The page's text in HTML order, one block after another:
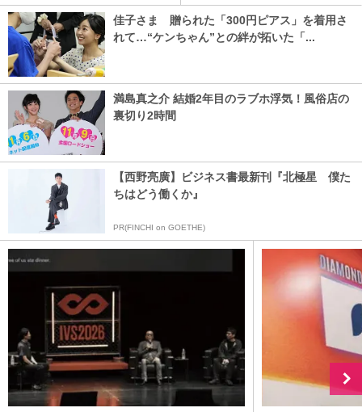
佳子さま 贈られた「300円ピアス」を着用さ
れて…“ケンちゃん”との絆が拓いた「...
満島真之介 結婚2年目のラブホ浮気！風俗店の
裏切り2時間
【西野亮廣】ビジネス書最新刊『北極星 僕た
ちはどう働くか』
PR(FINCHI on GOETHE)